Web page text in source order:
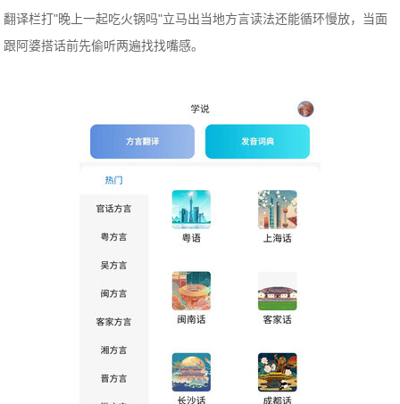
翻译栏打"晚上一起吃火锅吗"立马出当地方言读法还能循环慢放，当面
跟阿婆搭话前先偷听两遍找找嘴感。